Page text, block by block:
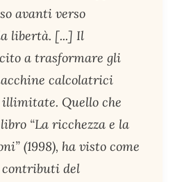
avanti verso
libertà. [...] Il
a trasformare gli
calcolatrici
Quello che
“La ricchezza e la
(1998), ha visto come
del